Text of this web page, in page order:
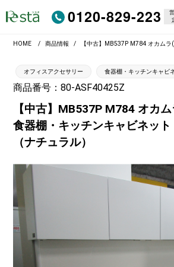
0120-829-223
HOME 商品情報 【中古】MB537P M784 オカムラ(OKAMURA) 食器棚・キ
オフィスアクセサリー 食器棚・キッチンキャビ
商品番号：80-ASF40425Z
【中古】MB537P M784 オカ
食器棚・キッチンキャビネット
（ナチュラル）